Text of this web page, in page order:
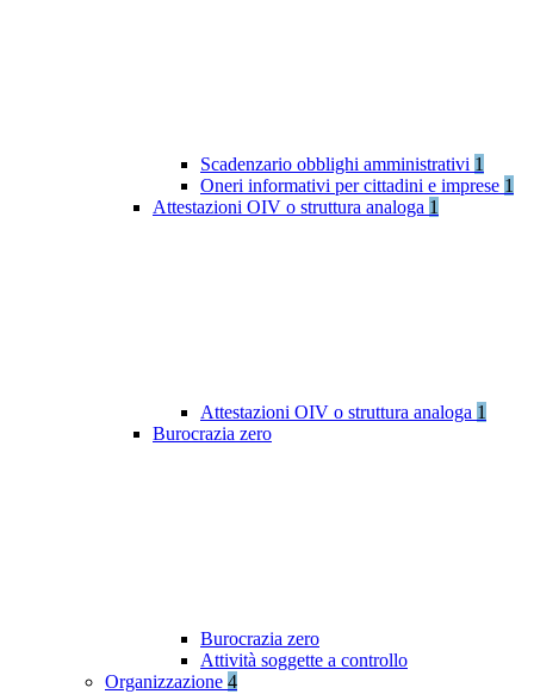
Scadenzario obblighi amministrativi 1
Oneri informativi per cittadini e imprese 1
Attestazioni OIV o struttura analoga 1
Attestazioni OIV o struttura analoga 1
Burocrazia zero
Burocrazia zero
Attività soggette a controllo
Organizzazione 4